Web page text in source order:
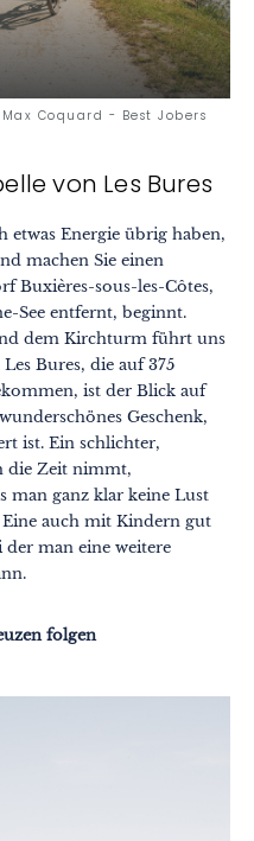
Coquard - Best Jobers
von Les Bures
etwas Energie übrig haben,
machen Sie einen
Buxières-sous-les-Côtes,
See entfernt, beginnt.
dem Kirchturm führt uns
Bures, die auf 375
ist der Blick auf
Geschenk,
ist. Ein schlichter,
die Zeit nimmt,
man ganz klar keine Lust
auch mit Kindern gut
man eine weitere
folgen